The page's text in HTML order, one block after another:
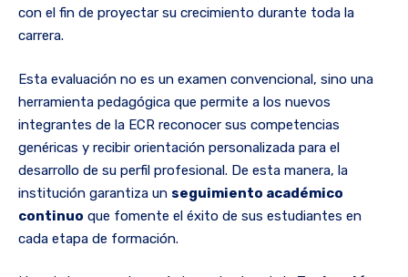
con el fin de proyectar su crecimiento durante toda la
carrera.
Esta evaluación no es un examen convencional, sino una
herramienta pedagógica que permite a los nuevos
integrantes de la ECR reconocer sus competencias
genéricas y recibir orientación personalizada para el
desarrollo de su perfil profesional. De esta manera, la
institución garantiza un seguimiento académico
continuo que fomente el éxito de sus estudiantes en
cada etapa de formación.